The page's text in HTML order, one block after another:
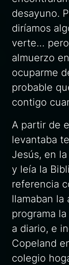
desayuno.
diríamos
verte…
almuerzo
ocuparme
probable
contigo
A partir de
levantaba
Jesús, en
y leía la
referencia
llamaban la
programa
a diario, e
Copeland
colegio